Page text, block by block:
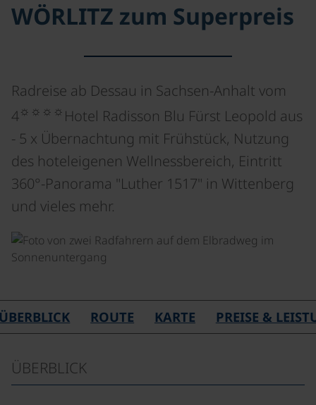
WÖRLITZ zum Superpreis
Radreise ab Dessau in Sachsen-Anhalt vom
4 ☼☼☼☼ Hotel Radisson Blu Fürst Leopold aus
- 5 x Übernachtung mit Frühstück, Nutzung
des hoteleigenen Wellnessbereich, Eintritt
360°-Panorama "Luther 1517" in Wittenberg
und vieles mehr.
ROUTE KARTE PREISE &
ÜBERBLICK